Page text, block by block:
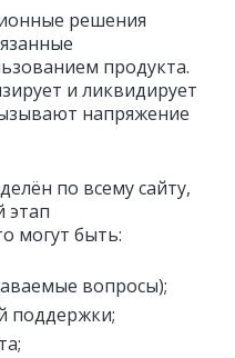
решения
продукта.
и ликвидирует
напряжение
по всему сайту,
этап
могут быть:
вопросы);
поддержки;